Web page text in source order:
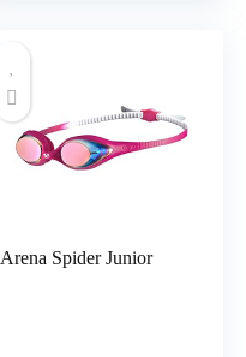
Arena Spider Junior